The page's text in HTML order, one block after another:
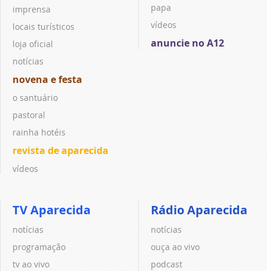
imprensa
locais turísticos
loja oficial
notícias
novena e festa
o santuário
pastoral
rainha hotéis
revista de aparecida
vídeos
papa
vídeos
anuncie no A12
TV Aparecida
notícias
programação
tv ao vivo
Rádio Aparecida
notícias
ouça ao vivo
podcast